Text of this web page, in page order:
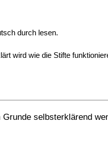
durch lesen.
wird wie die Stifte
selbsterklärend